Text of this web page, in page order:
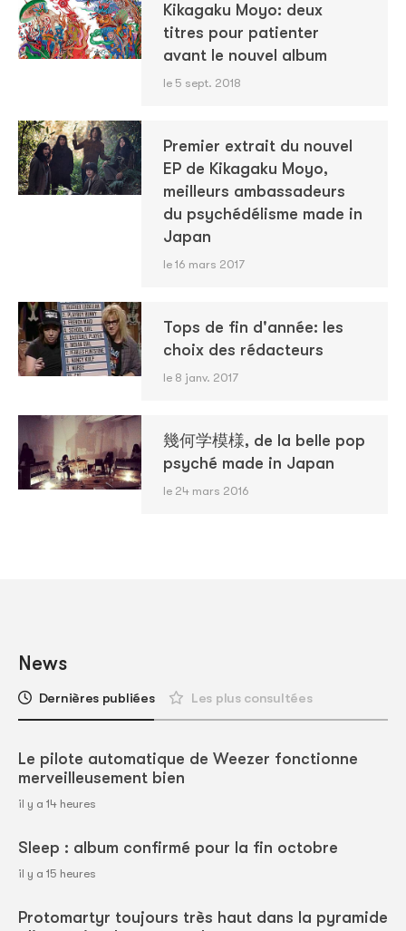
Kikagaku Moyo: deux
titres pour patienter
avant le nouvel album
le 5 sept. 2018
Premier extrait du nouvel
EP de Kikagaku Moyo,
meilleurs ambassadeurs
du psychédélisme made in
Japan
le 16 mars 2017
Tops de fin d'année: les
choix des rédacteurs
le 8 janv. 2017
幾何学模様, de la belle pop
psyché made in Japan
le 24 mars 2016
News
Dernières publiées Les plus consultées
Le pilote automatique de Weezer fonctionne
merveilleusement bien
il y a 14 heures
Sleep : album confirmé pour la fin octobre
il y a 15 heures
Protomartyr toujours très haut dans la pyramide